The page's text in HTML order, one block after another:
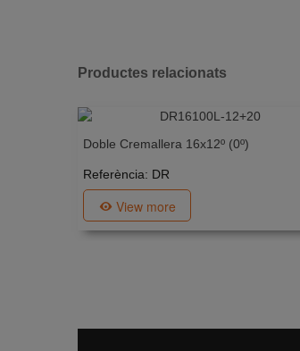
Productes relacionats
Doble Cremallera 16x12º (0º)
Referència: DR
View more